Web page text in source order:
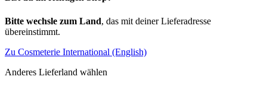
Bitte wechsle zum Land, das mit deiner Lieferadresse
übereinstimmt.
Zu Cosmeterie International (English)
Anderes Lieferland wählen